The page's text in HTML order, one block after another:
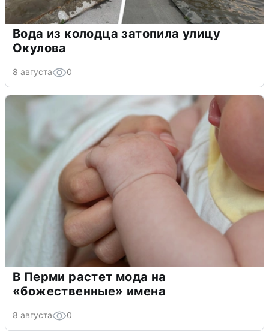
Вода из колодца затопила улицу
Окулова
8 августа 0
В Перми растет мода на
«божественные» имена
8 августа 0